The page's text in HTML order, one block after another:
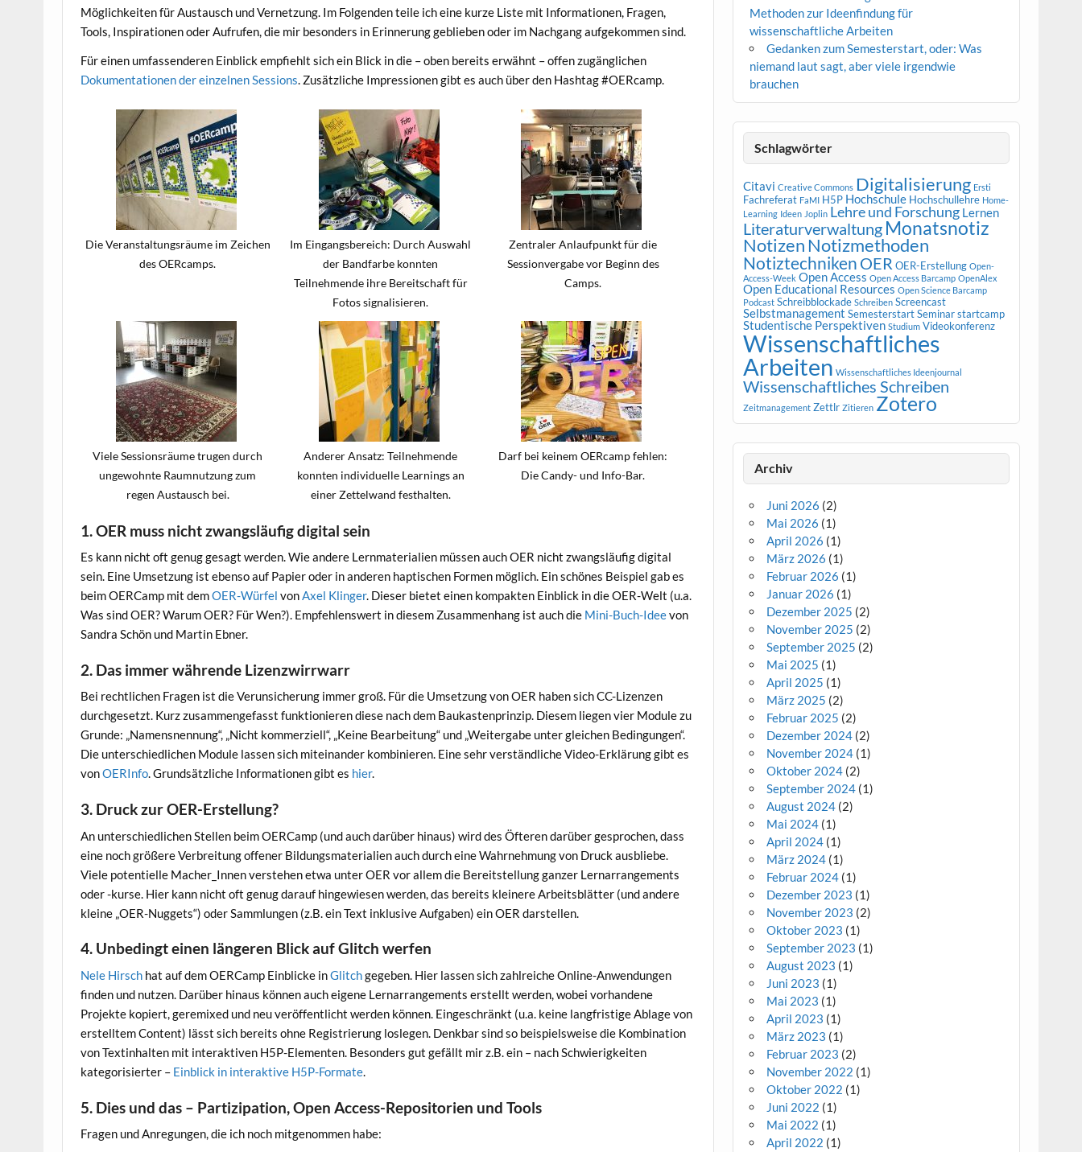
Möglichkeiten für Austausch und Vernetzung. Im Folgenden teile ich eine kurze Liste mit Informationen, Fragen,
Tools, Inspirationen oder Aufrufen, die mir besonders in Erinnerung geblieben oder im Nachgang aufgekommen sind.
Für einen umfassenderen Einblick empfiehlt sich ein Blick in die – oben bereits erwähnt – offen zugänglichen
Dokumentationen der einzelnen Sessions. Zusätzliche Impressionen gibt es auch über den Hashtag #OERcamp.
Die Veranstaltungsräume im Zeichen
des OERcamps.
Im Eingangsbereich: Durch Auswahl
der Bandfarbe konnten
Teilnehmende ihre Bereitschaft für
Fotos signalisieren.
Zentraler Anlaufpunkt für die
Sessionvergabe vor Beginn des
Camps.
Viele Sessionsräume trugen durch
ungewohnte Raumnutzung zum
regen Austausch bei.
Anderer Ansatz: Teilnehmende
konnten individuelle Learnings an
einer Zettelwand festhalten.
Darf bei keinem OERcamp fehlen:
Die Candy- und Info-Bar.
1. OER muss nicht zwangsläufig digital sein
Es kann nicht oft genug gesagt werden. Wie andere Lernmaterialien müssen auch OER nicht zwangsläufig digital
sein. Eine Umsetzung ist ebenso auf Papier oder in anderen haptischen Formen möglich. Ein schönes Beispiel gab es
beim OERCamp mit demOER-Würfel vonAxel Klinger. Dieser bietet einen kompakten Einblick in die OER-Welt (u.a.
Was sind OER? Warum OER? Für Wen?). Empfehlenswert in diesem Zusammenhang ist auch die Mini-Buch-Ideevon
Sandra Schön und Martin Ebner.
2. Das immer währende Lizenzwirrwarr
Bei rechtlichen Fragen ist die Verunsicherung immer groß. Für die Umsetzung von OER haben sich CC-Lizenzen
durchgesetzt. Kurz zusammengefasst funktionieren diese nach dem Baukastenprinzip. Diesem liegen vier Module zu
Grunde: „Namensnennung“, „Nicht kommerziell“, „Keine Bearbeitung“ und „Weitergabe unter gleichen Bedingungen“.
Die unterschiedlichen Module lassen sich miteinander kombinieren. Eine sehr verständliche Video-Erklärung gibt es
vonOERInfo. Grundsätzliche Informationen gibt es hier.
3. Druck zur OER-Erstellung?
An unterschiedlichen Stellen beim OERCamp (und auch darüber hinaus) wird des Öfteren darüber gesprochen, dass
eine noch größere Verbreitung offener Bildungsmaterialien auch durch eine Wahrnehmung von Druck ausbliebe.
Viele potentielle Macher_Innen verstehen etwa unter OER vor allem die Bereitstellung ganzer Lernarrangements
oder -kurse. Hier kann nicht oft genug darauf hingewiesen werden, das bereits kleinere Arbeitsblätter (und andere
kleine „OER-Nuggets“) oder Sammlungen (z.B. ein Text inklusive Aufgaben) ein OER darstellen.
4. Unbedingt einen längeren Blick auf Glitch werfen
Nele Hirsch hat auf dem OERCamp Einblicke inGlitchgegeben. Hier lassen sich zahlreiche Online-Anwendungen
finden und nutzen. Darüber hinaus können auch eigene Lernarrangements erstellt werden, wobei vorhandene
Projekte kopiert, geremixed und neu veröffentlicht werden können. Eingeschränkt (u.a. keine langfristige Ablage von
erstelltem Content) lässt sich bereits ohne Registrierung loslegen. Denkbar sind so beispielsweise die Kombination
von Textinhalten mit interaktiven H5P-Elementen. Besonders gut gefällt mir z.B. ein – nach Schwierigkeiten
kategorisierter – Einblick in interaktive H5P-Formate.
5. Dies und das – Partizipation, Open Access-Repositorien und Tools
Fragen und Anregungen, die ich noch mitgenommen habe:
Methoden zur Ideenfindung für
wissenschaftliche Arbeiten
Gedanken zum Semesterstart, oder: Was
niemand laut sagt, aber viele irgendwie
brauchen
Schlagwörter
Citavi Creative Commons Digitalisierung Ersti
Fachreferat FaMI H5P Hochschule Hochschullehre Home-
Learning Ideen Joplin Lehre und Forschung Lernen
Literaturverwaltung Monatsnotiz
Notizen Notizmethoden
Notiztechniken OER OER-Erstellung Open-
Access-Week Open Access Open Access Barcamp OpenAlex
Open Educational Resources Open Science Barcamp
Podcast Schreibblockade Schreiben Screencast
Selbstmanagement Semesterstart Seminar startcamp
Studentische Perspektiven Studium Videokonferenz
Wissenschaftliches
Arbeiten Wissenschaftliches Ideenjournal
Wissenschaftliches Schreiben
Zeitmanagement Zettlr Zitieren Zotero
Archiv
Juni 2026 (2)
Mai 2026 (1)
April 2026 (1)
März 2026 (1)
Februar 2026 (1)
Januar 2026 (1)
Dezember 2025 (2)
November 2025 (2)
September 2025 (2)
Mai 2025 (1)
April 2025 (1)
März 2025 (2)
Februar 2025 (2)
Dezember 2024 (2)
November 2024 (1)
Oktober 2024 (2)
September 2024 (1)
August 2024 (2)
Mai 2024 (1)
April 2024 (1)
März 2024 (1)
Februar 2024 (1)
Dezember 2023 (1)
November 2023 (2)
Oktober 2023 (1)
September 2023 (1)
August 2023 (1)
Juni 2023 (1)
Mai 2023 (1)
April 2023 (1)
März 2023 (1)
Februar 2023 (2)
November 2022 (1)
Oktober 2022 (1)
Juni 2022 (1)
Mai 2022 (1)
April 2022 (1)